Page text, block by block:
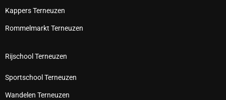
Kappers Terneuzen
Rommelmarkt Terneuzen
Rijschool Terneuzen
Sportschool Terneuzen
Wandelen Terneuzen